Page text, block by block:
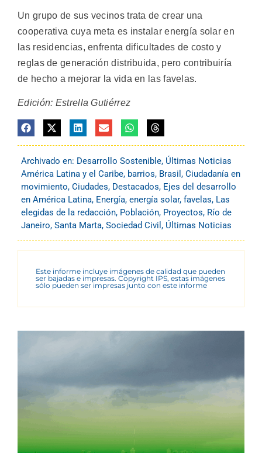
Un grupo de sus vecinos trata de crear una
cooperativa cuya meta es instalar energía solar en
las residencias, enfrenta dificultades de costo y
reglas de generación distribuida, pero contribuiría
de hecho a mejorar la vida en las favelas.
Edición: Estrella Gutiérrez
Archivado en: Desarrollo Sostenible, Últimas Noticias
América Latina y el Caribe, barrios, Brasil , Ciudadanía en
movimiento, Ciudades, Destacados, Ejes del desarrollo
en América Latina, Energía, energía solar, favelas, Las
elegidas de la redacción, Población, Proyectos, Río de
Janeiro, Santa Marta, Sociedad Civil , Últimas Noticias
Este informe incluye imágenes de calidad que pueden
ser bajadas e impresas. Copyright IPS, estas imágenes
sólo pueden ser impresas junto con este informe